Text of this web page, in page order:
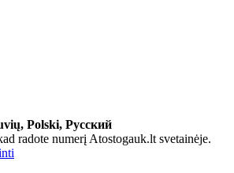
Polski, Русский
radote numerį Atostogauk.lt svetainėje.